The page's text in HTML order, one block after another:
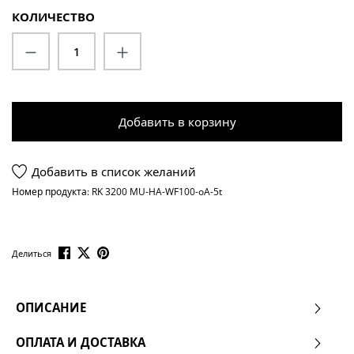
КОЛИЧЕСТВО
Количество продукта: введите
Добавить в корзину
Добавить в список желаний
Номер продукта: RK 3200 MU-HA-WF100-oA-5t
Делиться
ОПИСАНИЕ
ОПЛАТА И ДОСТАВКА